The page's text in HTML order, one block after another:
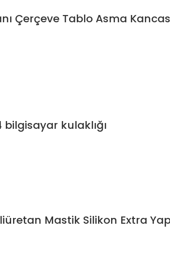
Çerçeve Tablo Asma
kulaklığı
Mastik Silikon Extra